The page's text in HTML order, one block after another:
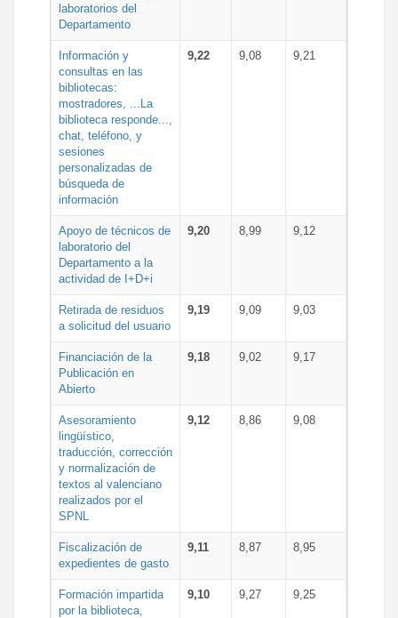
laboratorios del
Departamento
Información y
consultas en las
bibliotecas:
mostradores, ...La
biblioteca responde...,
chat, teléfono, y
sesiones
personalizadas de
búsqueda de
información
9,22 9,08 9,21
Apoyo de técnicos de
laboratorio del
Departamento a la
actividad de I+D+i
9,20 8,99 9,12
Retirada de residuos
a solicitud del usuario
9,19 9,09 9,03
Financiación de la
Publicación en
Abierto
9,18 9,02 9,17
Asesoramiento
lingüístico,
traducción, corrección
y normalización de
textos al valenciano
realizados por el
SPNL
9,12 8,86 9,08
Fiscalización de
expedientes de gasto
9,11 8,87 8,95
Formación impartida
por la biblioteca,
9,10 9,27 9,25